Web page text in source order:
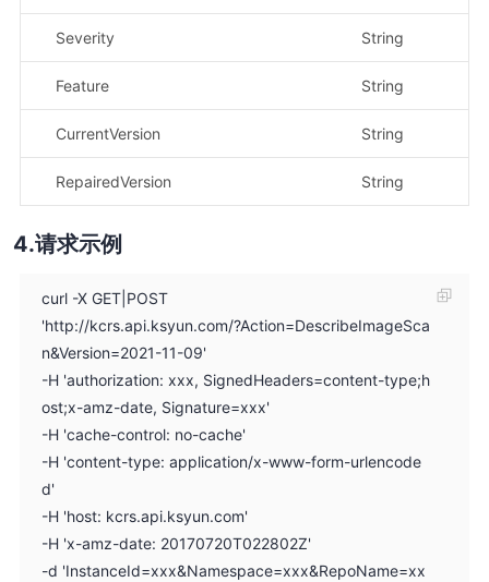
Severity String
Feature String
CurrentVersion String
RepairedVersion String
请求示例
curl -X GET|POST
'http://kcrs.api.ksyun.com/?Action=DescribeImageSca
n&Version=2021-11-09'
-H 'authorization: xxx, SignedHeaders=content-type;h
ost;x-amz-date, Signature=xxx'
-H 'cache-control: no-cache'
-H 'content-type: application/x-www-form-urlencode
d'
-H 'host: kcrs.api.ksyun.com'
-H 'x-amz-date: 20170720T022802Z'
-d 'InstanceId=xxx&Namespace=xxx&RepoName=xx